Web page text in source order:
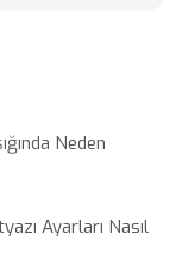
Neden
Ayarları Nasıl